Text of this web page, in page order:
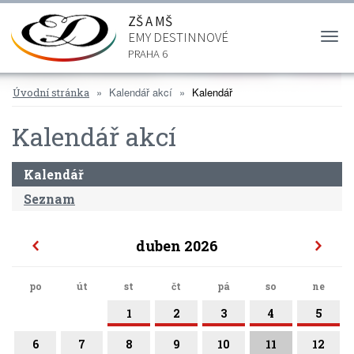
ZŠ A MŠ
EMY DESTINNOVÉ
PRAHA 6
Úvodní stránka Kalendář akcí Kalendář
Kalendář akcí
Kalendář
Seznam
duben 2026
po út st čt pá so ne
1 2 3 4 5
6 7 8 9 10 11 12